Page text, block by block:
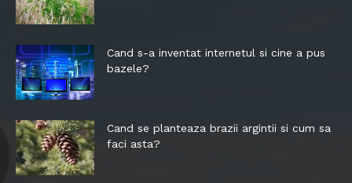
Cand s-a inventat internetul si cine a pus
bazele?
Cand se planteaza brazii argintii si cum sa
faci asta?